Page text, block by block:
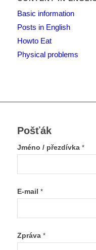
Basic information
Posts in English
Howto Eat
Physical problems
Pošťák
Jméno / přezdívka *
E-mail *
Zpráva *